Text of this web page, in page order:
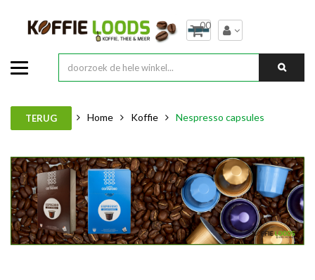
00
TERUG Home Koffie Nespresso capsules